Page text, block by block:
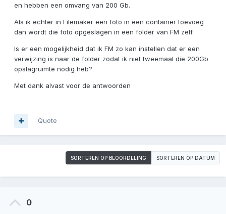
en hebben een omvang van 200 Gb.
Als ik echter in Filemaker een foto in een container toevoeg
dan wordt die foto opgeslagen in een folder van FM zelf.
Is er een mogelijkheid dat ik FM zo kan instellen dat er een
verwijzing is naar de folder zodat ik niet tweemaal die 200Gb
opslagruimte nodig heb?
Met dank alvast voor de antwoorden
Quote
SORTEREN OP BEOORDELING SORTEREN OP DATUM
0